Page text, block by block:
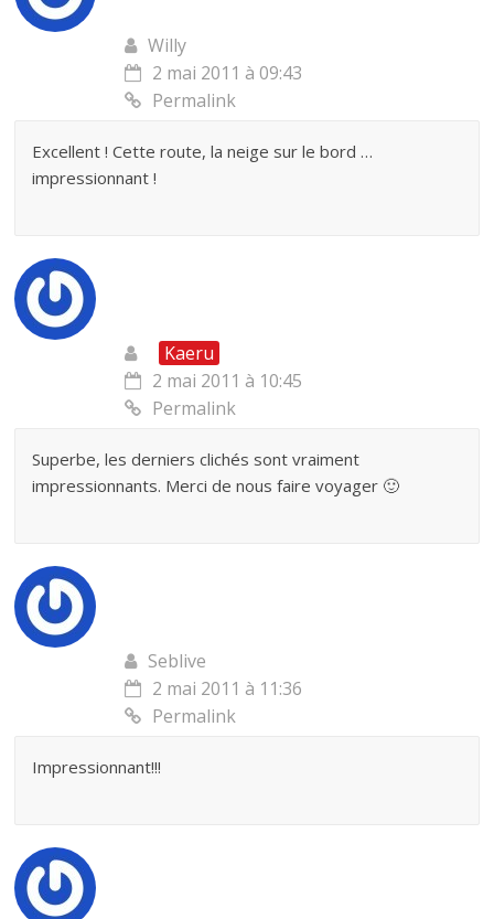
Willy
2 mai 2011 à 09:43
Permalink
Excellent ! Cette route, la neige sur le bord …
impressionnant !
Kaeru
2 mai 2011 à 10:45
Permalink
Superbe, les derniers clichés sont vraiment
impressionnants. Merci de nous faire voyager 🙂
Seblive
2 mai 2011 à 11:36
Permalink
Impressionnant!!!